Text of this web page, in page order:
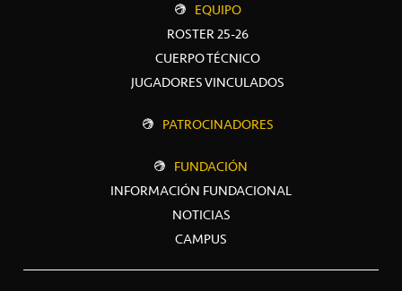
EQUIPO
ROSTER 25-26
CUERPO TÉCNICO
JUGADORES VINCULADOS
PATROCINADORES
FUNDACIÓN
INFORMACIÓN FUNDACIONAL
NOTICIAS
CAMPUS